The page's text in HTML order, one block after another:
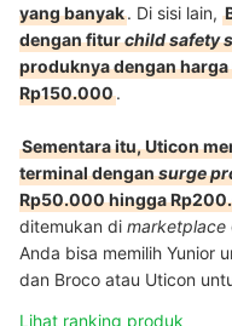
yang banyak. Di sisi lain,
dengan fiturchild safety
produknya dengan
Rp150.000.
Sementara itu, Uticon
terminal dengansurge
Rp50.000 hingga
ditemukan di marketplace
Anda bisa memilih Yunior
dan Broco atau Uticon
Lihat ranking produk